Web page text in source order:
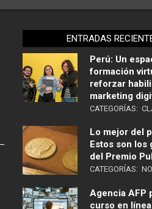
ENTRADAS
Perú: Un
formación
reforzar
marketing
CATEGORÍAS:
Lo mejor del
Estos son los
del Premio
CATEGORÍAS:
Agencia AFP
curso en